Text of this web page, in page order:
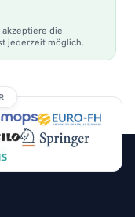
die
jederzeit möglich.